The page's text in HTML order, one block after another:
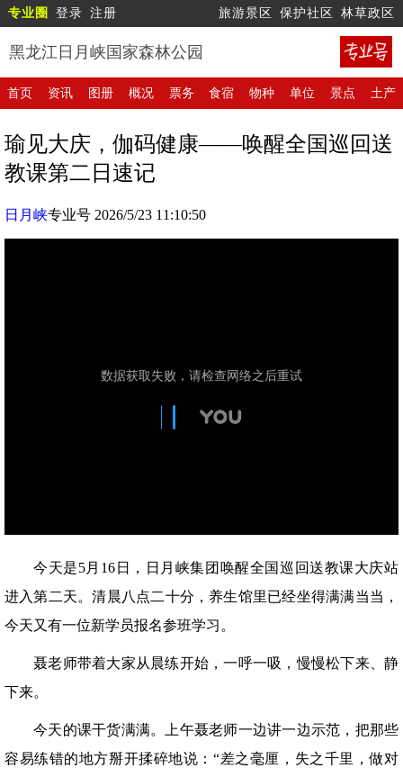
专业圈 登录 注册 旅游景区 保护社区 林草政区
黑龙江日月峡国家森林公园
首页 资讯 图册 概况 票务 食宿 物种 单位 景点 土产
瑜见大庆，伽码健康——唤醒全国巡回送
教课第二日速记
日月峡专业号 2026/5/23 11:10:50
今天是5月16日，日月峡集团唤醒全国巡回送教课大庆站
进入第二天。清晨八点二十分，养生馆里已经坐得满满当当，
今天又有一位新学员报名参班学习。
聂老师带着大家从晨练开始，一呼一吸，慢慢松下来、静
下来。
今天的课干货满满。上午聂老师一边讲一边示范，把那些
容易练错的地方掰开揉碎地说：“差之毫厘，失之千里，做对